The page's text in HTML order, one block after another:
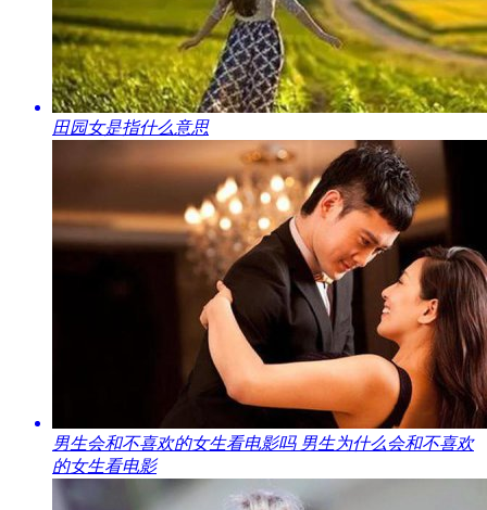
​田园女是指什么意思
​男生会和不喜欢的女生看电影吗 男生为什么会和不喜欢
的女生看电影